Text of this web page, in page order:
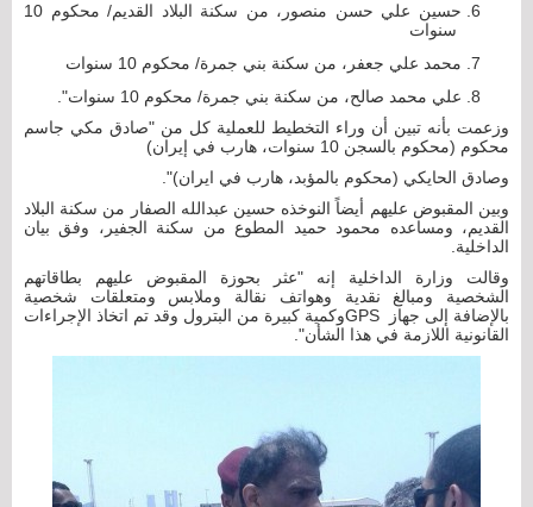
حسين علي حسن منصور، من سكنة البلاد القديم/ محكوم 10
سنوات
محمد علي جعفر، من سكنة بني جمرة/ محكوم 10 سنوات
علي محمد صالح، من سكنة بني جمرة/ محكوم 10 سنوات".
وزعمت بأنه تبين أن وراء التخطيط للعملية كل من "صادق مكي جاسم
محكوم (محكوم بالسجن 10 سنوات، هارب في إيران)
وصادق الحايكي (محكوم بالمؤبد، هارب في ايران)".
وبين المقبوض عليهم أيضاً النوخذه حسين عبدالله الصفار من سكنة البلاد
القديم، ومساعده محمود حميد المطوع من سكنة الجفير، وفق بيان
الداخلية.
وقالت وزارة الداخلية إنه "عثر بحوزة المقبوض عليهم بطاقاتهم
الشخصية ومبالغ نقدية وهواتف نقالة وملابس ومتعلقات شخصية
بالإضافة إلى جهاز GPSوكمية كبيرة من البترول وقد تم اتخاذ الإجراءات
القانونية اللازمة في هذا الشأن".